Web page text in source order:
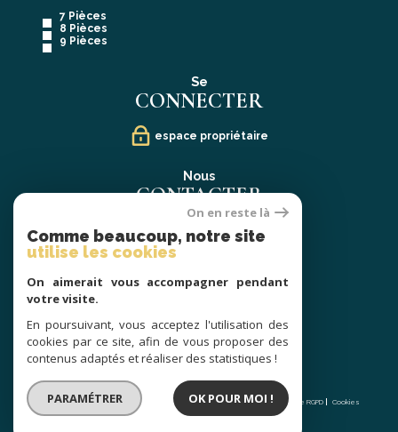
7 Pièces
8 Pièces
9 Pièces
Se
CONNECTER
espace propriétaire
Nous
CONTACTER
02 40 21 91 13
contact@prestige-atlantique.fr
SUIVRE
© 2026 | Tous droits réservés | Traduction powered by Google |
Nos honoraires
Plan du site Mentions légales Admin Partenaires Politique RGPD Cookies
On en reste là
Comme beaucoup, notre site
utilise les cookies
On aimerait vous accompagner pendant
votre visite.
En poursuivant, vous acceptez l'utilisation des
cookies par ce site, afin de vous proposer des
contenus adaptés et réaliser des statistiques !
PARAMÉTRER OK POUR MOI !